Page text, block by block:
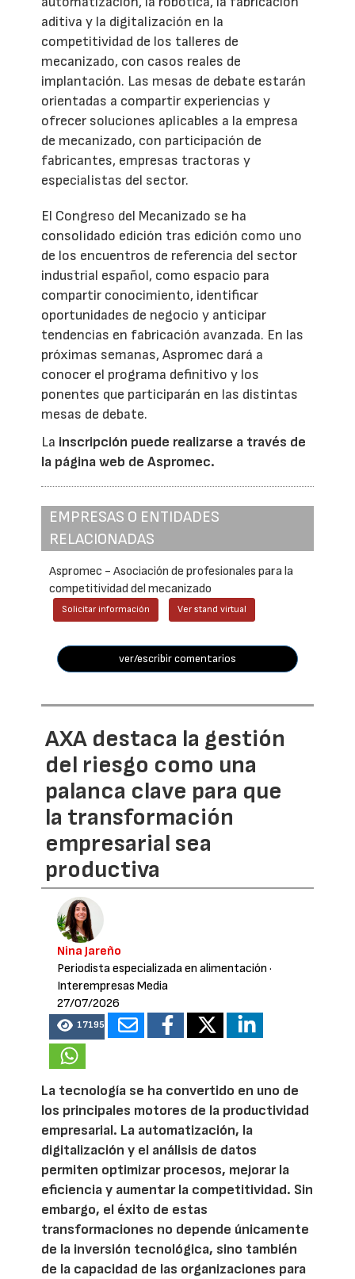
aditiva y la digitalización en la
competitividad de los talleres de
mecanizado, con casos reales de
implantación. Las mesas de debate estarán
orientadas a compartir experiencias y
ofrecer soluciones aplicables a la empresa
de mecanizado, con participación de
fabricantes, empresas tractoras y
especialistas del sector.
El Congreso del Mecanizado se ha
consolidado edición tras edición como uno
de los encuentros de referencia del sector
industrial español, como espacio para
compartir conocimiento, identificar
oportunidades de negocio y anticipar
tendencias en fabricación avanzada. En las
próximas semanas, Aspromec dará a
conocer el programa definitivo y los
ponentes que participarán en las distintas
mesas de debate.
La inscripción puede realizarse a través de
la página web de Aspromec.
EMPRESAS O ENTIDADES
RELACIONADAS
Aspromec - Asociación de profesionales para la
competitividad del mecanizado
Solicitar información Ver stand virtual
ver/escribir comentarios
AXA destaca la gestión
del riesgo como una
palanca clave para que
la transformación
empresarial sea
productiva
Nina Jareño
Periodista especializada en alimentación ·
Interempresas Media
27/07/2026
17195
La tecnología se ha convertido en uno de
los principales motores de la productividad
empresarial. La automatización, la
digitalización y el análisis de datos
permiten optimizar procesos, mejorar la
eficiencia y aumentar la competitividad. Sin
embargo, el éxito de estas
transformaciones no depende únicamente
de la inversión tecnológica, sino también
de la capacidad de las organizaciones para